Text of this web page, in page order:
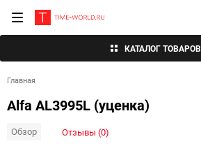
КАТАЛОГ ТОВАРОВ
Главная
Alfa AL3995L (уценка)
Обзор Отзывы (0)